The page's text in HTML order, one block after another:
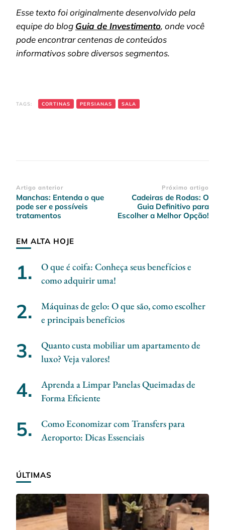
Esse texto foi originalmente desenvolvido pela
equipe do blog Guia de Investimento, onde você
pode encontrar centenas de conteúdos
informativos sobre diversos segmentos.
TAGS: CORTINAS PERSIANAS SALA
Navegação
de
post
Artigo anterior
Manchas: Entenda o que
pode ser e possíveis
tratamentos
Próximo artigo
Cadeiras de Rodas: O
Guia Definitivo para
Escolher a Melhor Opção!
EM ALTA HOJE
O que é coifa: Conheça seus benefícios e
como adquirir uma!
Máquinas de gelo: O que são, como escolher
e principais benefícios
Quanto custa mobiliar um apartamento de
luxo? Veja valores!
Aprenda a Limpar Panelas Queimadas de
Forma Eficiente
Como Economizar com Transfers para
Aeroporto: Dicas Essenciais
ÚLTIMAS